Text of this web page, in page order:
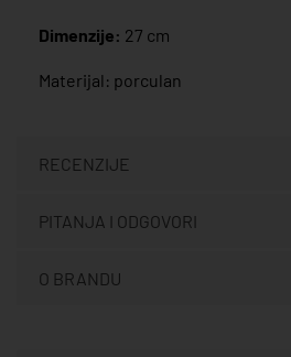
Dimenzije: 27 cm
Materijal: porculan
RECENZIJE
PITANJA I ODGOVORI
O BRANDU